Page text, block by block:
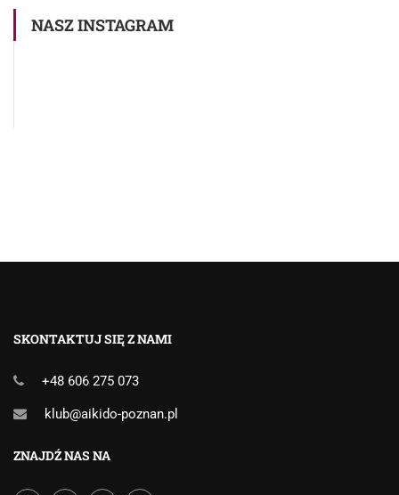
NASZ INSTAGRAM
SKONTAKTUJ SIĘ Z NAMI
+48 606 275 073
klub@aikido-poznan.pl
ZNAJDŹ NAS NA